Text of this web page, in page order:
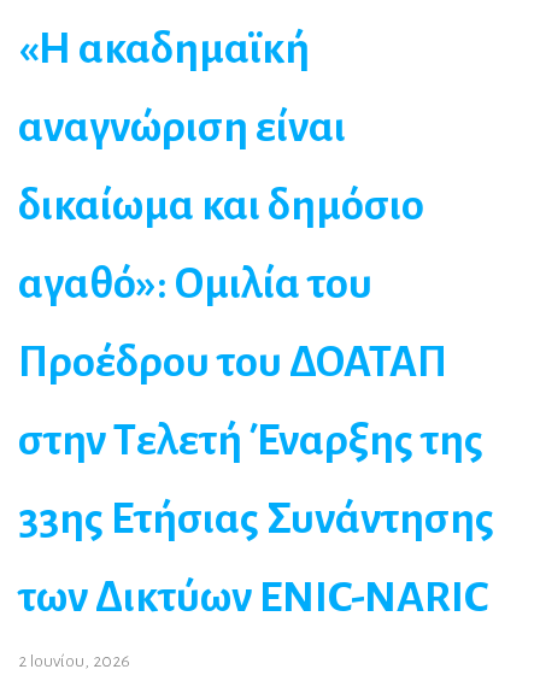
«Η ακαδημαϊκή
αναγνώριση είναι
δικαίωμα και δημόσιο
αγαθό»: Ομιλία του
Προέδρου του ΔΟΑΤΑΠ
στην Τελετή Έναρξης της
33ης Ετήσιας Συνάντησης
των Δικτύων ENIC-NARIC
2 Ιουνίου, 2026